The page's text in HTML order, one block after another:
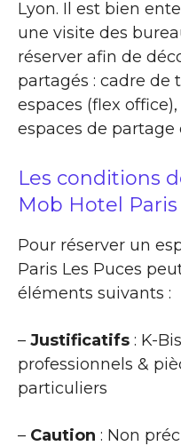
Lyon. Il est bien
une visite des
réserver afin de
partagés : cadre de
espaces (flex
espaces de
Les conditions
Mob Hotel Paris
Pour réserver un
Paris Les Puces
éléments suivants :
– Justificatifs : K-
professionnels &
particuliers
– Caution : Non